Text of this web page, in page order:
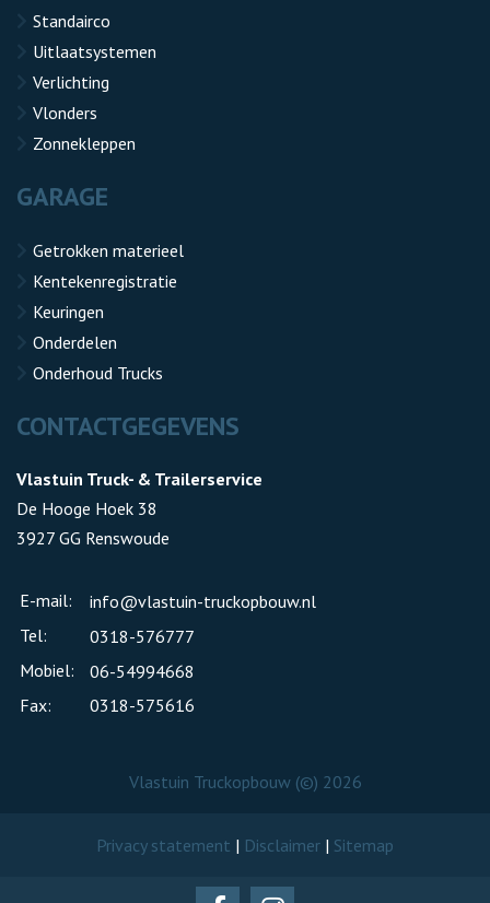
Standairco
Uitlaatsystemen
Verlichting
Vlonders
Zonnekleppen
GARAGE
Getrokken materieel
Kentekenregistratie
Keuringen
Onderdelen
Onderhoud Trucks
CONTACTGEGEVENS
Vlastuin Truck- & Trailerservice
De Hooge Hoek 38
3927 GG Renswoude
E-mail:
info@vlastuin-truckopbouw.nl
Tel:
0318-576777
Mobiel:
06-54994668
Fax:
0318-575616
Vlastuin Truckopbouw (©) 2026
Privacy statement | Disclaimer | Sitemap